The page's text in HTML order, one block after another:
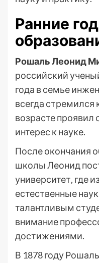
Ранние
Рошаль Леонид
российский
года в семье
всегда стремился
возрасте проявил
интерес к науке.
После окончания
школы Леонид
университет, где
естественные
талантливым
внимание
достижениями.
В 1878 году